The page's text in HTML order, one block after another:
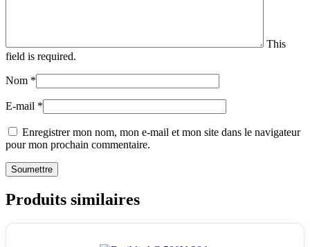
This
field is required.
Nom *
E-mail *
Enregistrer mon nom, mon e-mail et mon site dans le navigateur
pour mon prochain commentaire.
Produits similaires